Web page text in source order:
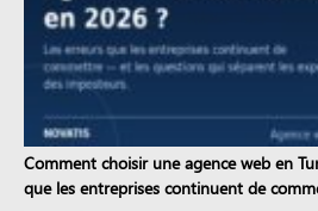
Comment choisir une agence web en
que les entreprises continuent de